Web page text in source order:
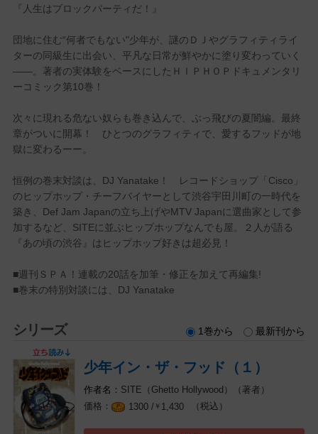
『人生はブロックパーティだ！』
団地に住む“何者でもない"少年が、謎のＤＪやグラフィティライ
ターの同級生に出会い、平凡な日常が鮮やかに塗り変わっていく
――。著者の実体験をベースにしたＨＩＰＨＯＰドキュメンタリ
ーコミック第10巻！
次々に現れる危ない奴らも巻き込んで、ぶっ飛びの夏闇編。最終
章がついに開幕！ ひとつのグラフィティで、愛するフッドが地
獄に変わるーー。
恒例の巻末対談は、DJ Yanatake！ レコードショップ「Cisco」
のヒップホップ・チーフバイヤーとして渋谷宇田川町の一時代を
築き、Def Jam Japanの立ち上げやMTV Japanに選曲家として参
加するなど、SITEに並ぶヒップホップなんでも屋。２人が語る
『あの頃の渋谷』はヒップホップ好きは超必見！
■週刊ＳＰＡ！連載の20話を加筆・修正を加えて再編集!
■巻末の特別対談には、DJ Yanatake
シリーズ 1巻から 最新刊から
少年イン・ザ・フッド（１）
SITE（Ghetto Hollywood）（著者）
1300 /￥ 1,430 （税込）